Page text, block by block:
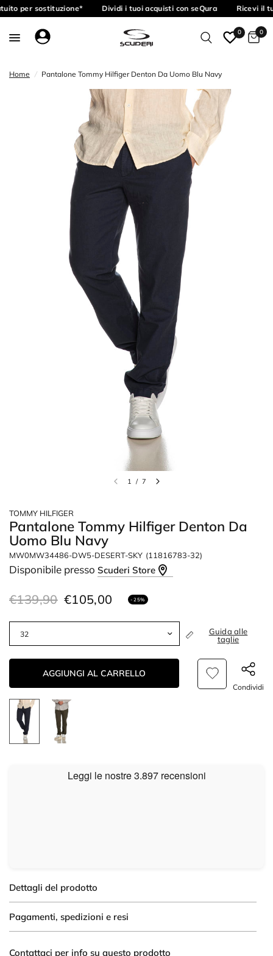
per sostituzione* Dividi i tuoi acquisti con seQura Ricevi il
0 0
Home / Pantalone Tommy Hilfiger Denton Da Uomo Blu Navy
1 / 7
TOMMY HILFIGER
Pantalone Tommy Hilfiger Denton Da
Uomo Blu Navy
MW0MW34486-DW5-DESERT-SKY (11816783-32)
Disponibile pressoScuderi Store
€139,90 €105,00 - 25%
Guida alle
taglie
AGGIUNGI AL CARRELLO
Condividi
Dettagli del prodotto
Pagamenti, spedizioni e resi
Contattaci per info su questo prodotto